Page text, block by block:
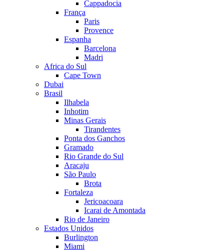
Cappadocia
França
Paris
Provence
Espanha
Barcelona
Madri
Africa do Sul
Cape Town
Dubai
Brasil
Ilhabela
Inhotim
Minas Gerais
Tirandentes
Ponta dos Ganchos
Gramado
Rio Grande do Sul
Aracaju
São Paulo
Brota
Fortaleza
Jericoacoara
Icarai de Amontada
Rio de Janeiro
Estados Unidos
Burlington
Miami